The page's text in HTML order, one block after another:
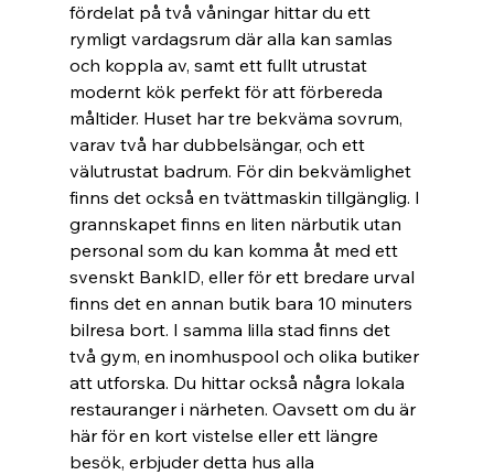
fördelat på två våningar hittar du ett
rymligt vardagsrum där alla kan samlas
och koppla av, samt ett fullt utrustat
modernt kök perfekt för att förbereda
måltider. Huset har tre bekväma sovrum,
varav två har dubbelsängar, och ett
välutrustat badrum. För din bekvämlighet
finns det också en tvättmaskin tillgänglig. I
grannskapet finns en liten närbutik utan
personal som du kan komma åt med ett
svenskt BankID, eller för ett bredare urval
finns det en annan butik bara 10 minuters
bilresa bort. I samma lilla stad finns det
två gym, en inomhuspool och olika butiker
att utforska. Du hittar också några lokala
restauranger i närheten. Oavsett om du är
här för en kort vistelse eller ett längre
besök, erbjuder detta hus alla